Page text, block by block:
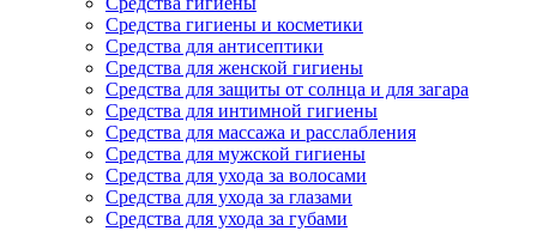
Средства гигиены и косметики
Средства для антисептики
Средства для женской гигиены
Средства для защиты от солнца и для загара
Средства для интимной гигиены
Средства для массажа и расслабления
Средства для мужской гигиены
Средства для ухода за волосами
Средства для ухода за глазами
Средства для ухода за губами